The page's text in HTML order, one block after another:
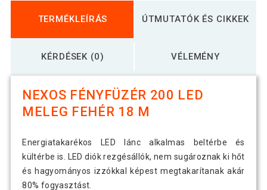
TERMÉKLEÍRÁS ÚTMUTATÓK ÉS CIKKEK
KÉRDÉSEK (0) VÉLEMÉNY
NEXOS FÉNYFÜZÉR 200 LED
MELEG FEHÉR 18 M
Energiatakarékos LED lánc alkalmas beltérbe és
kültérbe is. LED diók rezgésállók, nem sugároznak ki hőt
és hagyományos izzókkal képest megtakarítanak akár
80% fogyasztást.